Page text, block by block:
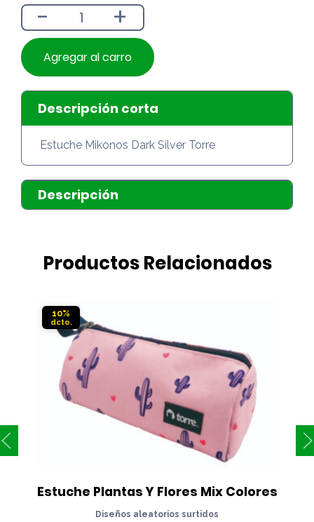
$5.990.
$5.390.
- +
Agregar al carro
Descripción corta
Estuche Mikonos Dark Silver Torre
Descripción
Productos Relacionados
10%
Estuche Plantas Y Flores Mix Colores
Diseños aleatorios surtidos